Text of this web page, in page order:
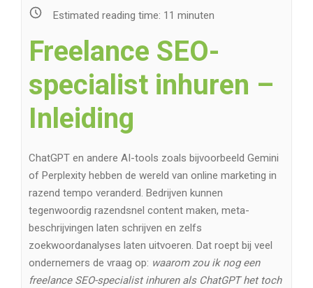
Estimated reading time: 11 minuten
Freelance SEO-
specialist inhuren –
Inleiding
ChatGPT en andere AI-tools zoals bijvoorbeeld Gemini
of Perplexity hebben de wereld van online marketing in
razend tempo veranderd. Bedrijven kunnen
tegenwoordig razendsnel content maken, meta-
beschrijvingen laten schrijven en zelfs
zoekwoordanalyses laten uitvoeren. Dat roept bij veel
ondernemers de vraag op: waarom zou ik nog een
freelance SEO-specialist inhuren als ChatGPT het toch